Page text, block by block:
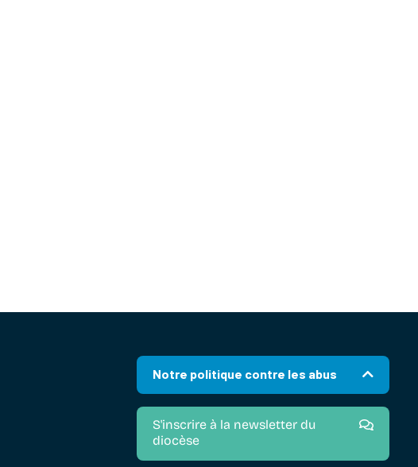
Notre politique contre les abus
S'inscrire à la newsletter du
diocèse